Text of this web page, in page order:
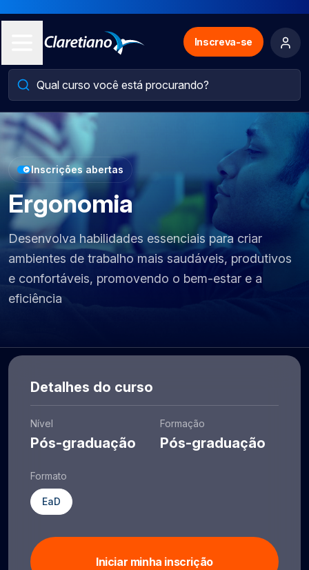
Inscreva-se
Inscrições abertas
Ergonomia
Desenvolva habilidades essenciais para criar
ambientes de trabalho mais saudáveis, produtivos
e confortáveis, promovendo o bem-estar e a
eficiência
Detalhes do curso
Nível
Pós-graduação
Formação
Pós-graduação
Formato
EaD
Iniciar minha inscrição